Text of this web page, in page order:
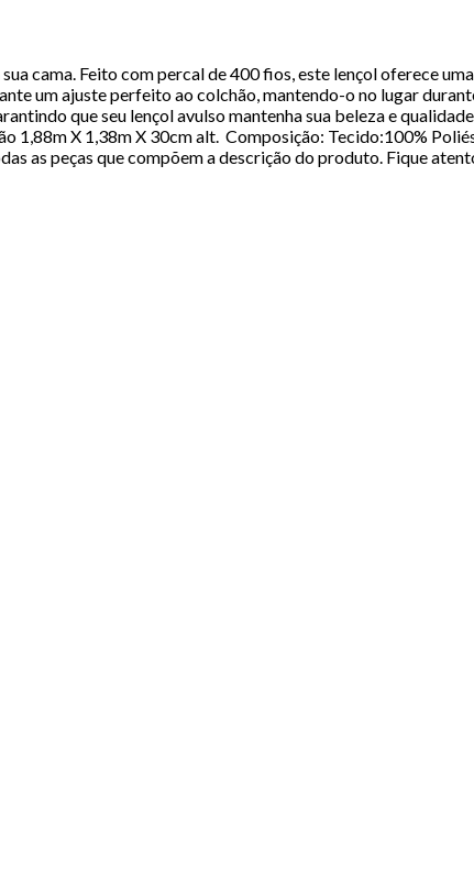
cama. Feito com percal de 400 fios, este lençol oferece
um ajuste perfeito ao colchão, mantendo-o no lugar
que seu lençol avulso mantenha sua beleza e
1,88m X 1,38m X 30cm alt. Composição: Tecido:100%
as peças que compõem a descrição do produto. Fique